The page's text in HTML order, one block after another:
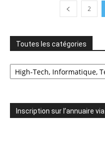
2
Toutes les catégories
Toutes
les
Inscription sur l’annuaire via